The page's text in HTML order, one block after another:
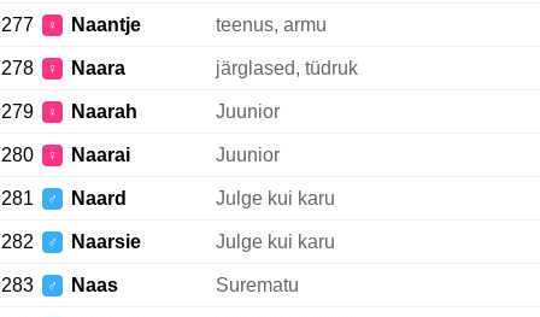
277 ♀ Naantje teenus, armu
278 ♀ Naara järglased, tüdruk
279 ♀ Naarah Juunior
280 ♀ Naarai Juunior
281 ♂ Naard Julge kui karu
282 ♂ Naarsie Julge kui karu
283 ♂ Naas Surematu